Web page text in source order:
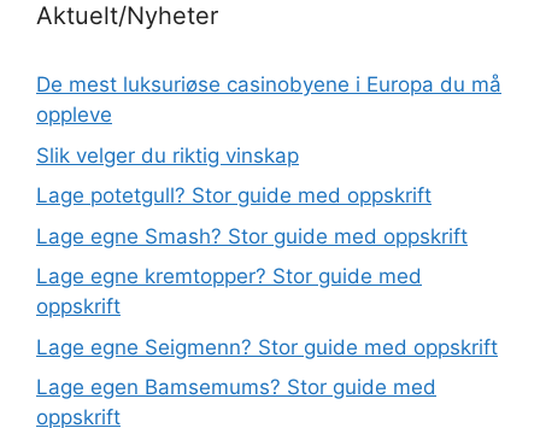
Aktuelt/Nyheter
De mest luksuriøse casinobyene i Europa du må
oppleve
Slik velger du riktig vinskap
Lage potetgull? Stor guide med oppskrift
Lage egne Smash? Stor guide med oppskrift
Lage egne kremtopper? Stor guide med
oppskrift
Lage egne Seigmenn? Stor guide med oppskrift
Lage egen Bamsemums? Stor guide med
oppskrift